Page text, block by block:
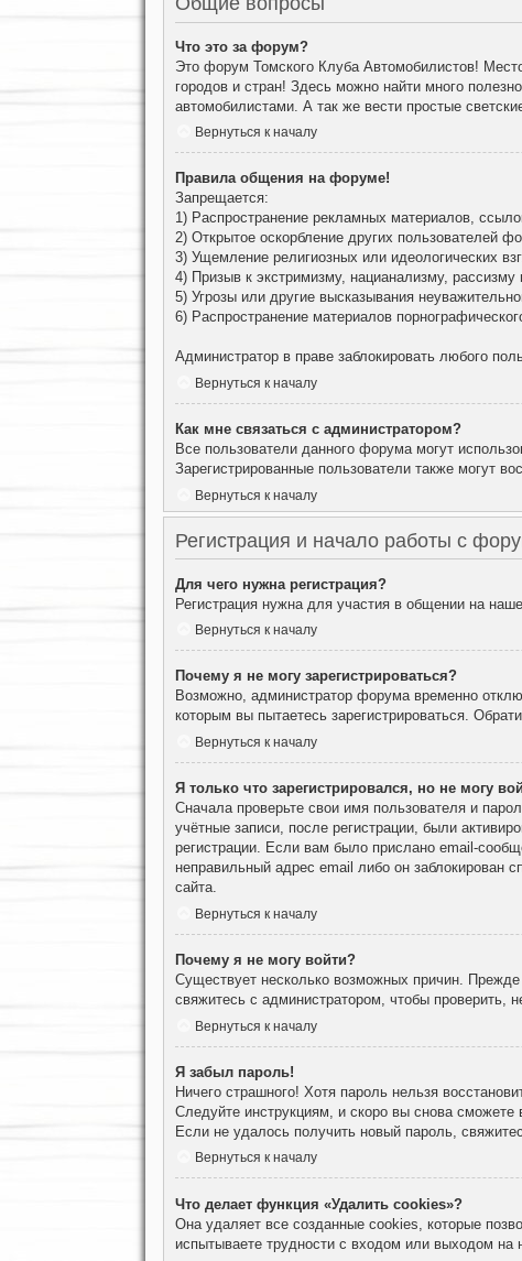
Что это за форум?
Это форум Томского Клуба Автомобилистов!
городов и стран! Здесь можно найти много
автомобилистами. А так же вести простые
Вернуться к началу
Правила общения на форуме!
Запрещается:
1) Распространение рекламных материалов,
2) Открытое оскорбление других пользователей
3) Ущемление религиозных или идеологических
4) Призыв к экстримизму, нацианализму, рассизму
5) Угрозы или другие высказывания
6) Распространение материалов
Администратор в праве заблокировать любого
Вернуться к началу
Как мне связаться с администратором?
Все пользователи данного форума могут
Зарегистрированные пользователи также могут
Вернуться к началу
Регистрация и начало работы с
Для чего нужна регистрация?
Регистрация нужна для участия в общении на
Вернуться к началу
Почему я не могу зарегистрироваться?
Возможно, администратор форума временно
которым вы пытаетесь зарегистрироваться.
Вернуться к началу
Я только что зарегистрировался, но не могу
Сначала проверьте свои имя пользователя и
учётные записи, после регистрации, были
регистрации. Если вам было прислано email-
неправильный адрес email либо он заблокирован
сайта.
Вернуться к началу
Почему я не могу войти?
Существует несколько возможных причин.
свяжитесь с администратором, чтобы проверить,
Вернуться к началу
Я забыл пароль!
Ничего страшного! Хотя пароль нельзя
Следуйте инструкциям, и скоро вы снова сможете
Если не удалось получить новый пароль,
Вернуться к началу
Что делает функция «Удалить cookies»?
Она удаляет все созданные cookies, которые
испытываете трудности с входом или выходом